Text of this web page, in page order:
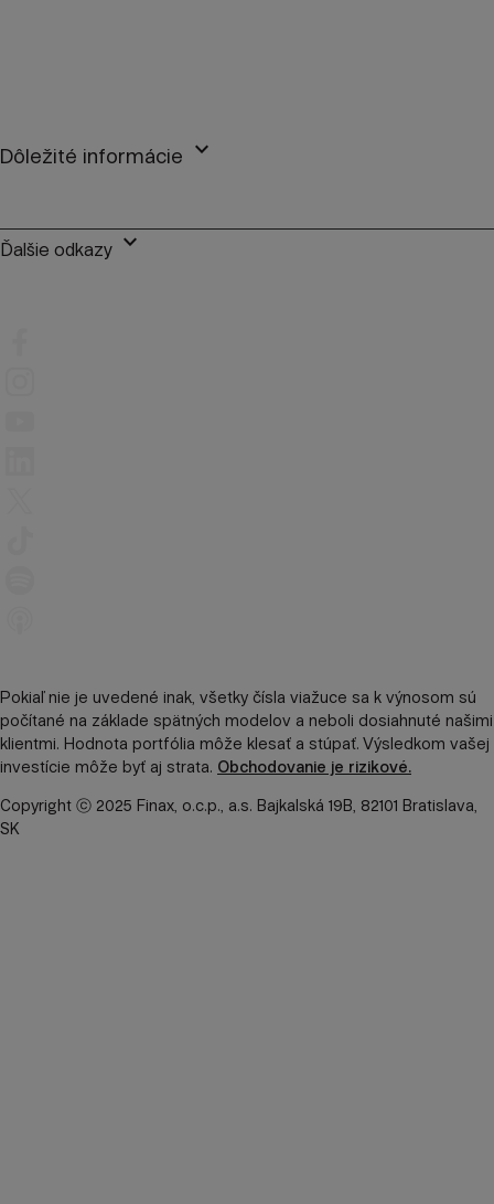
Dôležité informácie keyboard_arrow_down
Ďalšie odkazy keyboard_arrow_down
Pokiaľ nie je uvedené inak, všetky čísla viažuce sa k výnosom sú
počítané na základe spätných modelov a neboli dosiahnuté našimi
klientmi. Hodnota portfólia môže klesať a stúpať. Výsledkom vašej
investície môže byť aj strata. Obchodovanie je rizikové.
Copyright ⓒ 2025 Finax, o.c.p., a.s. Bajkalská 19B, 82101 Bratislava,
SK